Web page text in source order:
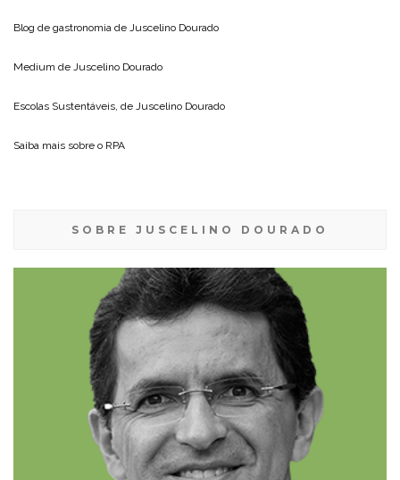
Blog de gastronomia de Juscelino Dourado
Medium de Juscelino Dourado
Escolas Sustentáveis, de Juscelino Dourado
Saiba mais sobre o RPA
SOBRE JUSCELINO DOURADO